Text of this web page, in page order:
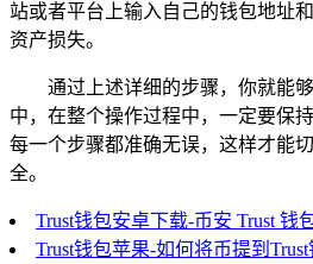
站或者平台上输入自己的钱包地址
资产损失。
通过上述详细的步骤，你就能
中，在整个操作过程中，一定要保
每一个步骤都准确无误，这样才能
全。
Trust钱包安卓下载-币安 Trust 钱
Trust钱包苹果-如何将币提到